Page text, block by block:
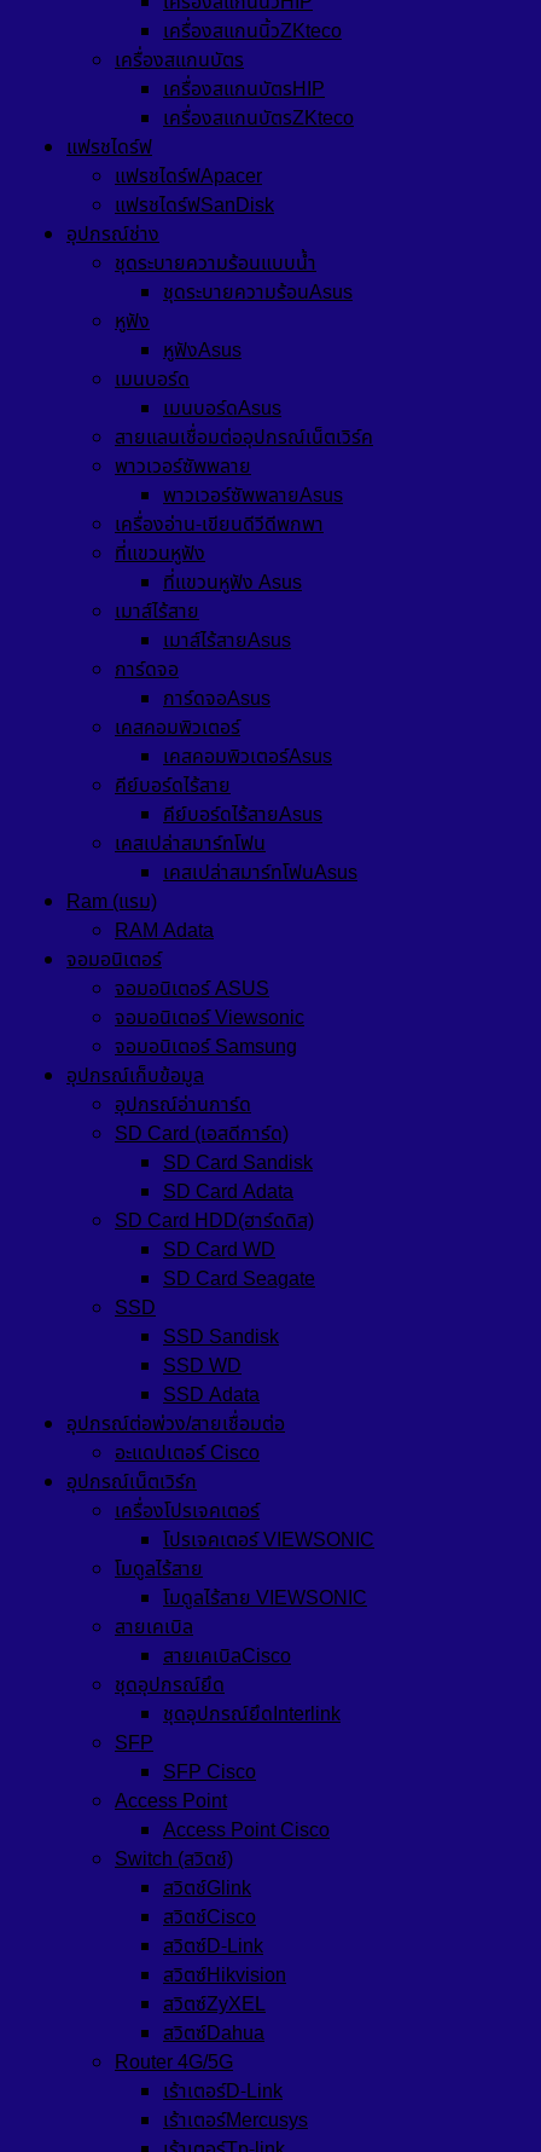
เครื่องสแกนนิ้วZKteco
เครื่องสแกนบัตร
เครื่องสแกนบัตรHIP
เครื่องสแกนบัตรZKteco
แฟรชไดร์ฟ
แฟรชไดร์ฟApacer
แฟรชไดร์ฟSanDisk
อุปกรณ์ช่าง
ชุดระบายความร้อนแบบน้ำ
ชุดระบายความร้อนAsus
หูฟัง
หูฟังAsus
เมนบอร์ด
เมนบอร์ดAsus
สายแลนเชื่อมต่ออุปกรณ์เน็ตเวิร์ค
พาวเวอร์ซัพพลาย
พาวเวอร์ซัพพลายAsus
เครื่องอ่าน-เขียนดีวีดีพกพา
ที่แขวนหูฟัง
ที่แขวนหูฟัง Asus
เมาส์ไร้สาย
เมาส์ไร้สายAsus
การ์ดจอ
การ์ดจอAsus
เคสคอมพิวเตอร์
เคสคอมพิวเตอร์Asus
คีย์บอร์ดไร้สาย
คีย์บอร์ดไร้สายAsus
เคสเปล่าสมาร์ทโฟน
เคสเปล่าสมาร์ทโฟนAsus
Ram (แรม)
RAM Adata
จอมอนิเตอร์
จอมอนิเตอร์ ASUS
จอมอนิเตอร์ Viewsonic
จอมอนิเตอร์ Samsung
อุปกรณ์เก็บข้อมูล
อุปกรณ์อ่านการ์ด
SD Card (เอสดีการ์ด)
SD Card Sandisk
SD Card Adata
SD Card HDD(ฮาร์ดดิส)
SD Card WD
SD Card Seagate
SSD
SSD Sandisk
SSD WD
SSD Adata
อุปกรณ์ต่อพ่วง/สายเชื่อมต่อ
อะแดปเตอร์ Cisco
อุปกรณ์เน็ตเวิร์ก
เครื่องโปรเจคเตอร์
โปรเจคเตอร์ VIEWSONIC
โมดูลไร้สาย
โมดูลไร้สาย VIEWSONIC
สายเคเบิล
สายเคเบิลCisco
ชุดอุปกรณ์ยึด
ชุดอุปกรณ์ยึดInterlink
SFP
SFP Cisco
Access Point
Access Point Cisco
Switch (สวิตช์)
สวิตช์Glink
สวิตช์Cisco
สวิตซ์D-Link
สวิตซ์Hikvision
สวิตซ์ZyXEL
สวิตซ์Dahua
Router 4G/5G
เร้าเตอร์D-Link
เร้าเตอร์Mercusys